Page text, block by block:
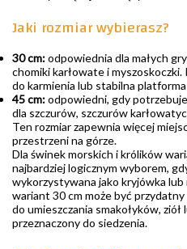
Jaki rozmiar wybierasz?
30 cm:odpowiednia dla małych
chomiki karłowate i
do karmienia lub stabilna
45 cm:odpowiedni, gdy
dla szczurów, szczurów
Ten rozmiar zapewnia więcej
przestrzeni na górze.
Dla świnek morskich i królików
najbardziej logicznym wyborem,
wykorzystywana jako kryjówka
wariant 30 cm może być
do umieszczania smakołyków,
przeznaczony do siedzenia.